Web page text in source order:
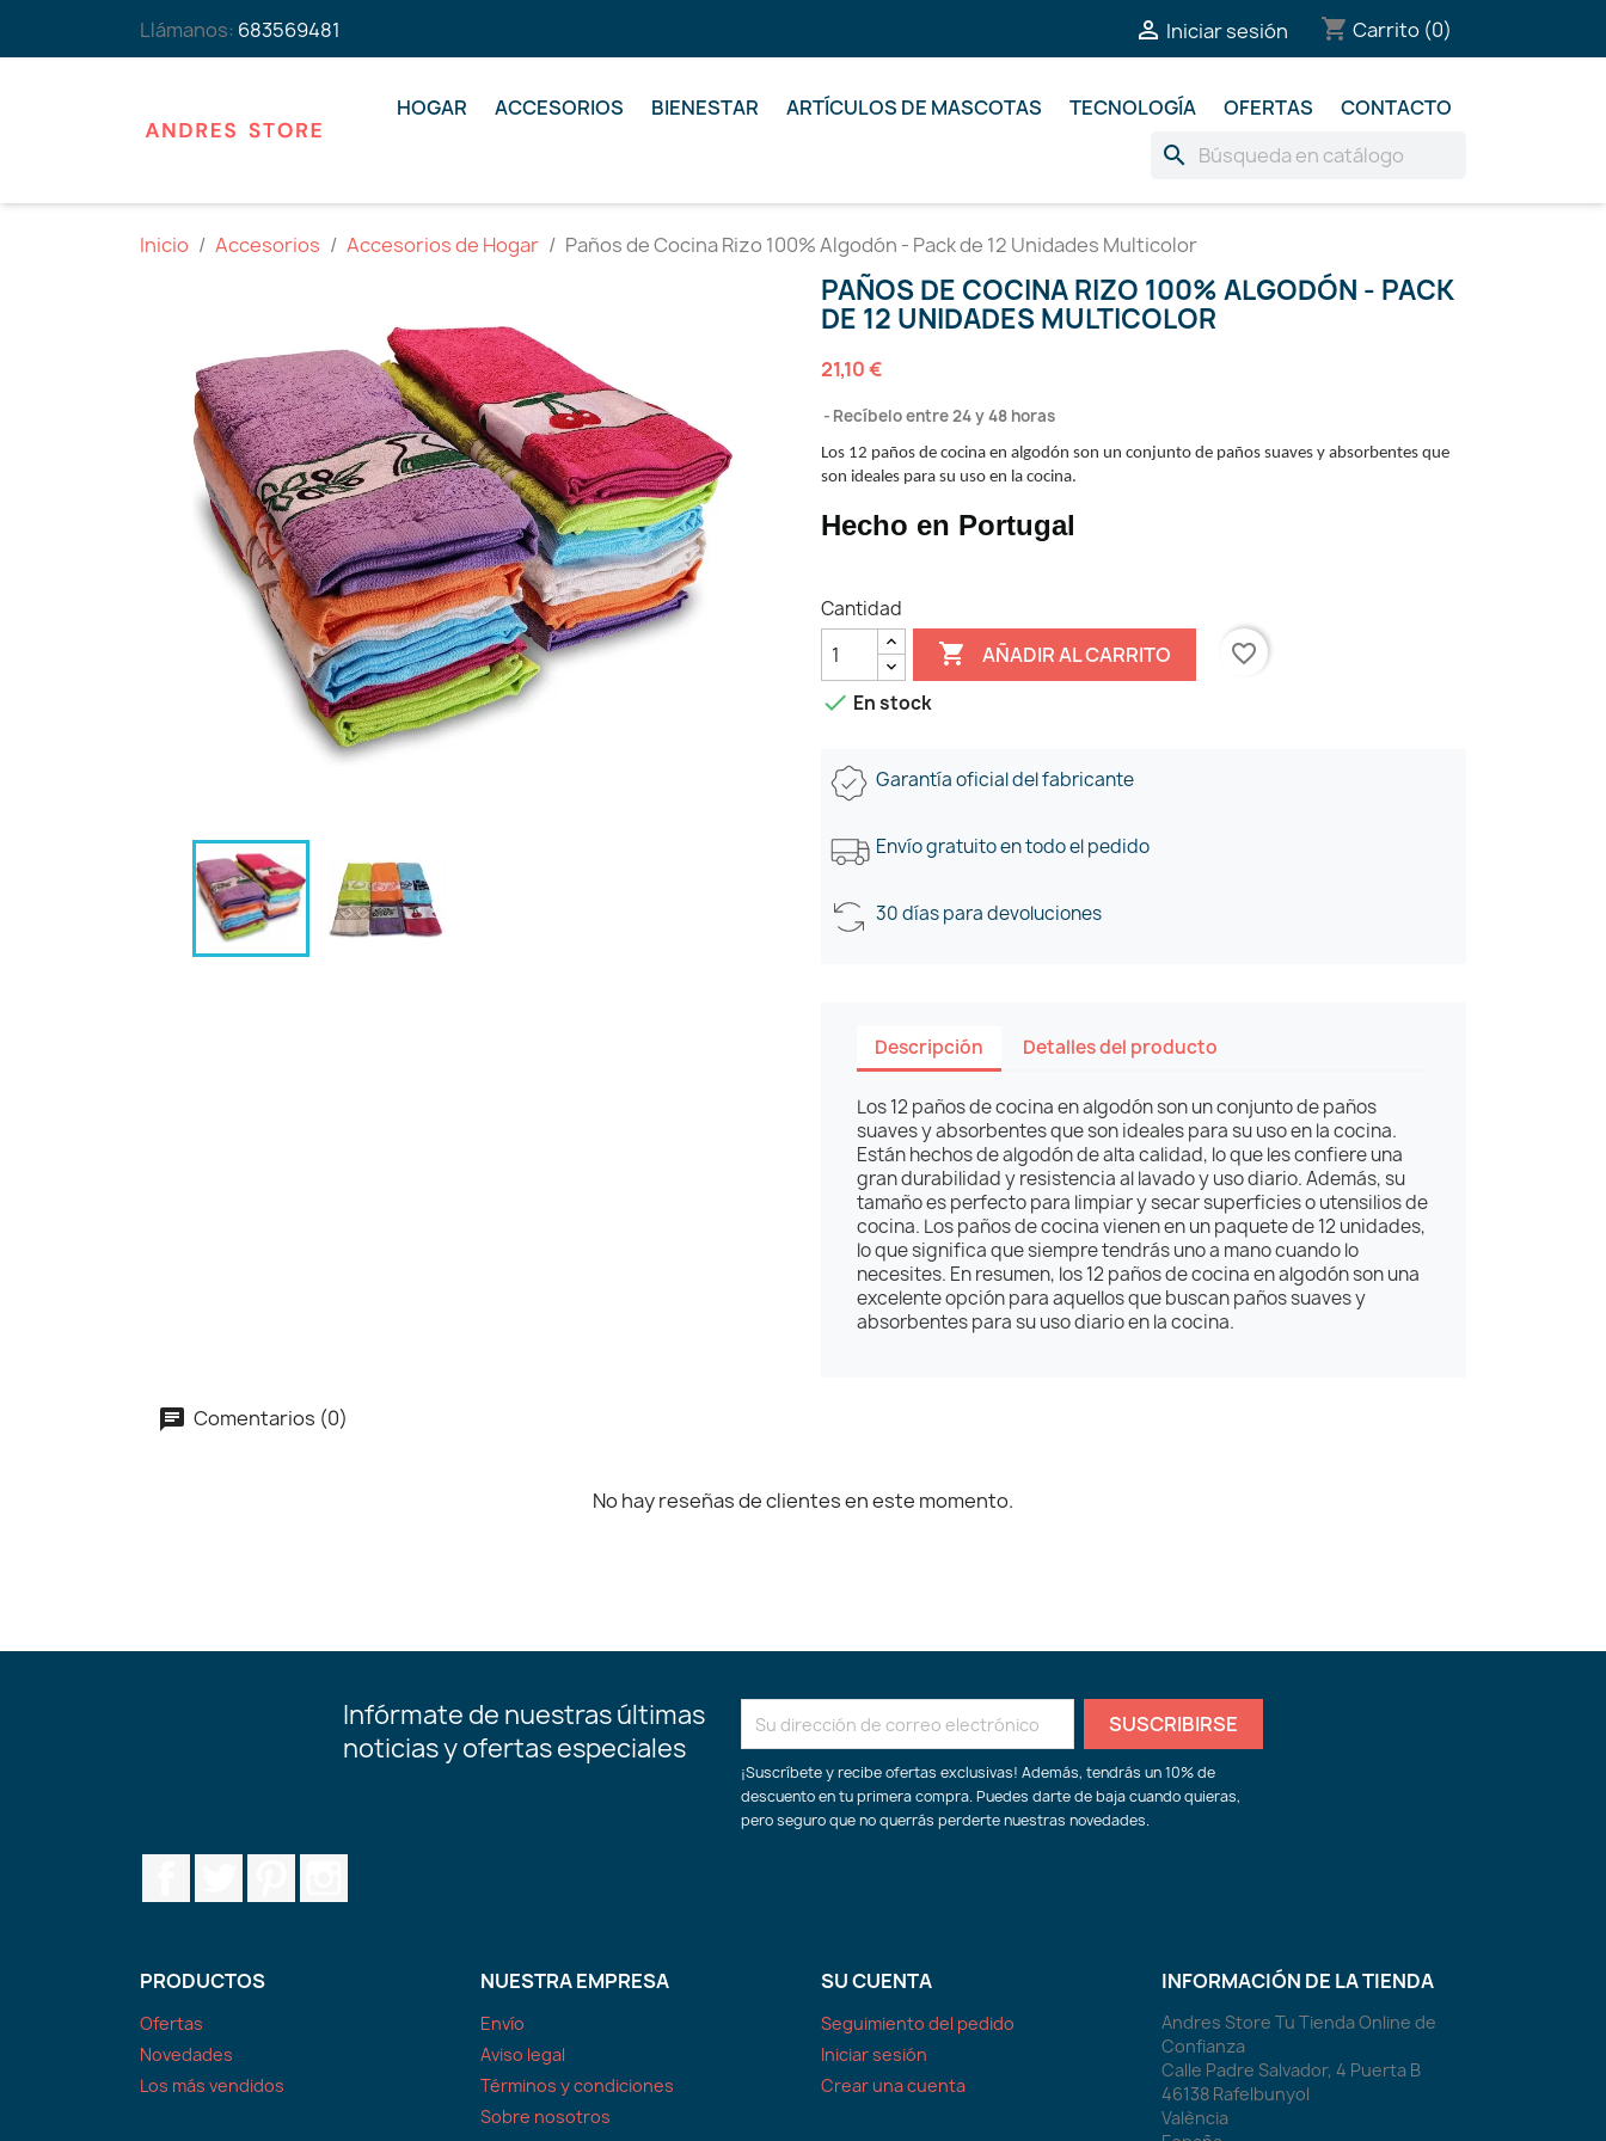
Llámanos: 683569481  Iniciar sesión shopping_cart Carrito (0)
HOGAR ACCESORIOS BIENESTAR ARTÍCULOS DE MASCOTAS TECNOLOGÍA OFERTAS CONTACTO
search
Inicio Accesorios Accesorios de Hogar Paños de Cocina Rizo 100% Algodón - Pack de 12 Unidades Multicolor
PAÑOS DE COCINA RIZO 100% ALGODÓN - PACK
DE 12 UNIDADES MULTICOLOR
21,10 €
Recíbelo entre 24 y 48 horas
Los 12 paños de cocina en algodón son un conjunto de paños suaves y absorbentes que
son ideales para su uso en la cocina.
Hecho en Portugal
Cantidad
 AÑADIR AL CARRITO
favorite_border
 En stock
Garantía oficial del fabricante
Envío gratuito en todo el pedido
30 días para devoluciones
Descripción Detalles del producto
Los 12 paños de cocina en algodón son un conjunto de paños
suaves y absorbentes que son ideales para su uso en la cocina.
Están hechos de algodón de alta calidad, lo que les confiere una
gran durabilidad y resistencia al lavado y uso diario. Además, su
tamaño es perfecto para limpiar y secar superficies o utensilios de
cocina. Los paños de cocina vienen en un paquete de 12 unidades,
lo que significa que siempre tendrás uno a mano cuando lo
necesites. En resumen, los 12 paños de cocina en algodón son una
excelente opción para aquellos que buscan paños suaves y
absorbentes para su uso diario en la cocina.
Comentarios (0)
No hay reseñas de clientes en este momento.
Infórmate de nuestras últimas
noticias y ofertas especiales
¡Suscríbete y recibe ofertas exclusivas! Además, tendrás un 10% de
descuento en tu primera compra. Puedes darte de baja cuando quieras,
pero seguro que no querrás perderte nuestras novedades.
PRODUCTOS
Ofertas
Novedades
Los más vendidos
NUESTRA EMPRESA
Envío
Aviso legal
Términos y condiciones
Sobre nosotros
SU CUENTA
Seguimiento del pedido
Iniciar sesión
Crear una cuenta
INFORMACIÓN DE LA TIENDA
Andres Store Tu Tienda Online de
Confianza
Calle Padre Salvador, 4 Puerta B
46138 Rafelbunyol
València